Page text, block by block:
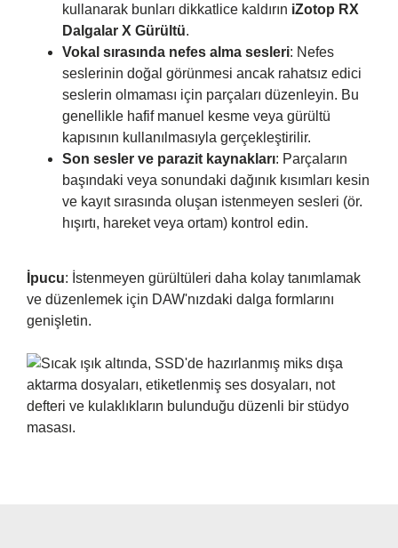
kullanarak bunları dikkatlice kaldırın iZotop RX
Dalgalar X Gürültü.
Vokal sırasında nefes alma sesleri: Nefes
seslerinin doğal görünmesi ancak rahatsız edici
seslerin olmaması için parçaları düzenleyin. Bu
genellikle hafif manuel kesme veya gürültü
kapısının kullanılmasıyla gerçekleştirilir.
Son sesler ve parazit kaynakları: Parçaların
başındaki veya sonundaki dağınık kısımları kesin
ve kayıt sırasında oluşan istenmeyen sesleri (ör.
hışırtı, hareket veya ortam) kontrol edin.
İpucu: İstenmeyen gürültüleri daha kolay tanımlamak
ve düzenlemek için DAW'nızdaki dalga formlarını
genişletin.